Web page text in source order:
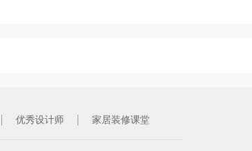
优秀设计师 家居装修课堂